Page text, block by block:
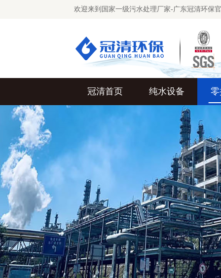
欢迎来到国家一级污水处理厂家-广东冠清环保
冠清首页 纯水设备